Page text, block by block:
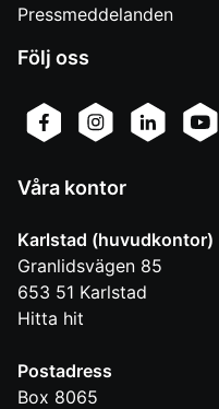
Pressmeddelanden
Följ oss
Våra kontor
Karlstad (huvudkontor)
Granlidsvägen 85
653 51 Karlstad
Hitta hit
Postadress
Box 8065